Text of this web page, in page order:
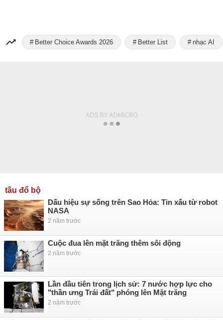
Better Choice Awards 2026 Better List nhạc AI
tầu đổ bộ
Dấu hiệu sự sống trên Sao Hỏa: Tin xấu từ robot
NASA
2 năm trước
Cuộc đua lên mặt trăng thêm sôi động
2 năm trước
Lần đầu tiên trong lịch sử: 7 nước hợp lực cho
"thần ưng Trái đất" phóng lên Mặt trăng
2 năm trước